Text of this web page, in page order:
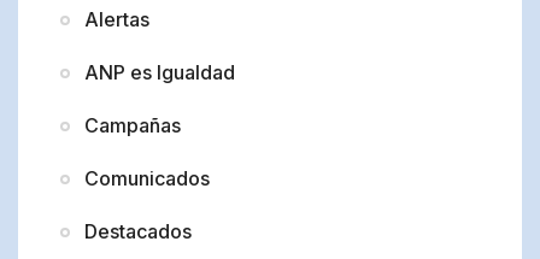
Alertas
ANP es Igualdad
Campañas
Comunicados
Destacados